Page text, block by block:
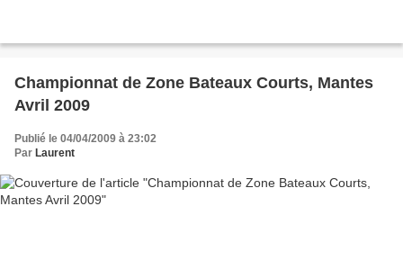
Championnat de Zone Bateaux Courts, Mantes
Avril 2009
Publié le 04/04/2009 à 23:02
Par Laurent